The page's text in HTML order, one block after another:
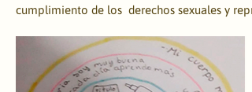
cumplimiento de los  derechos sexuales y